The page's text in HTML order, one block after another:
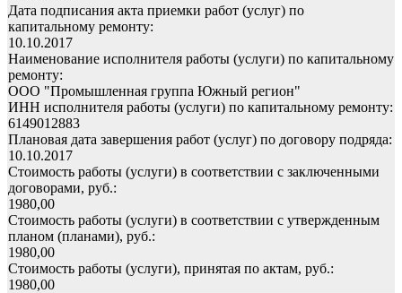
Дата подписания акта приемки работ (услуг) по
капитальному ремонту:
10.10.2017
Наименование исполнителя работы (услуги) по капитальному
ремонту:
ООО "Промышленная группа Южный регион"
ИНН исполнителя работы (услуги) по капитальному ремонту:
6149012883
Плановая дата завершения работ (услуг) по договору подряда:
10.10.2017
Стоимость работы (услуги) в соответствии с заключенными
договорами, руб.:
1980,00
Стоимость работы (услуги) в соответствии с утвержденным
планом (планами), руб.:
1980,00
Стоимость работы (услуги), принятая по актам, руб.:
1980,00